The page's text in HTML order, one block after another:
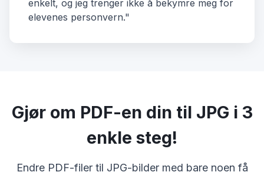
enkelt, og jeg trenger ikke å bekymre meg for
elevenes personvern."
Gjør om PDF-en din til JPG i 3
enkle steg!
Endre PDF-filer til JPG-bilder med bare noen få